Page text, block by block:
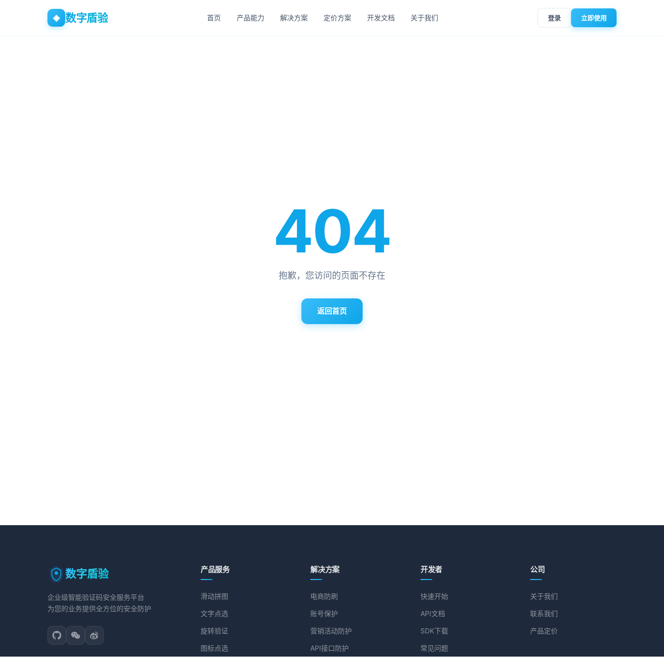
◈ 数字盾验 首页 产品能力 解决方案 定价方案 开发文档 关于我们 登录 立即使用
404
抱歉，您访问的页面不存在
返回首页
数字盾验
企业级智能验证码安全服务平台
为您的业务提供全方位的安全防护
产品服务
滑动拼图
文字点选
旋转验证
图标点选
解决方案
电商防刷
账号保护
营销活动防护
API接口防护
开发者
快速开始
API文档
SDK下载
常见问题
公司
关于我们
联系我们
产品定价